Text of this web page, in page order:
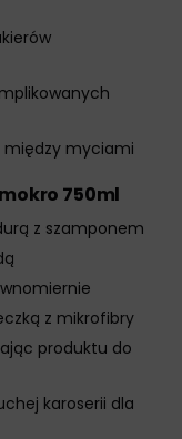
między myciami
750ml
z szamponem
z mikrofibry
produktu do
karoserii dla